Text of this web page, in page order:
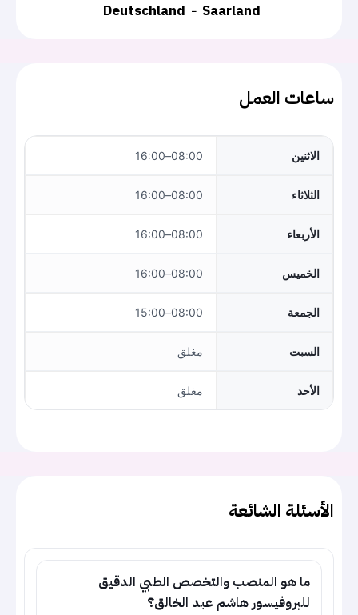
Deutschland
Saarland
ساعات العمل
الاثنين 08:00–16:00
الثلاثاء 08:00–16:00
الأربعاء 08:00–16:00
الخميس 08:00–16:00
الجمعة 08:00–15:00
السبت مغلق
الأحد مغلق
الأسئلة الشائعة
ما هو المنصب والتخصص الطبي الدقيق
للبروفيسور هاشم عبد الخالق؟